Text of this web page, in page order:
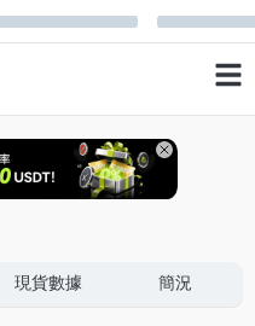
現貨數據 簡況